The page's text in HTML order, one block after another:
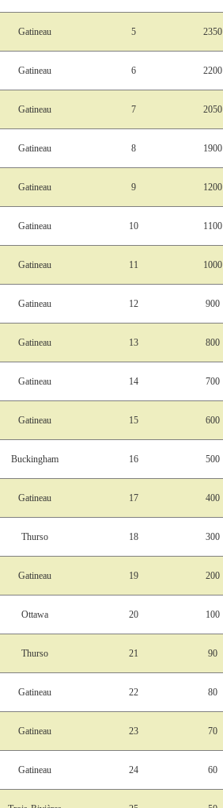
Gatineau 5 2350
Gatineau 6 2200
Gatineau 7 2050
Gatineau 8 1900
Gatineau 9 1200
Gatineau 10 1100
Gatineau 11 1000
Gatineau 12 900
Gatineau 13 800
Gatineau 14 700
Gatineau 15 600
Buckingham 16 500
Gatineau 17 400
Thurso 18 300
Gatineau 19 200
Ottawa 20 100
Thurso 21 90
Gatineau 22 80
Gatineau 23 70
Gatineau 24 60